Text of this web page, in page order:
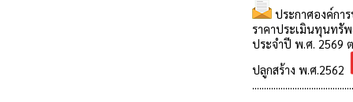
ประกาศองค์กา
ราคาประเมินทุนทรั
ประจำปี พ.ศ. 2569
ปลูกสร้าง พ.ศ.2562